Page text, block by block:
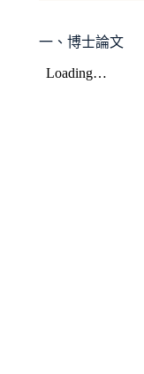
一、博士論文